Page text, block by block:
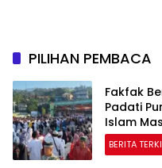
PILIHAN PEMBACA
Fakfak
Padati
Islam
BERITA